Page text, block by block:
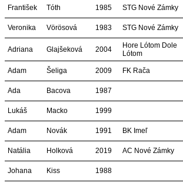
František Tóth 1985 STG Nové Zámky
Veronika Vörösová 1983 STG Nové Zámky
Adriana Glajšeková 2004
Hore Lótom Dole
Lótom
Adam Šeliga 2009 FK Rača
Ada Bacova 1987
Lukáš Macko 1999
Adam Novák 1991 BK Imeľ
Natália Holková 2019 AC Nové Zámky
Johana Kiss 1988